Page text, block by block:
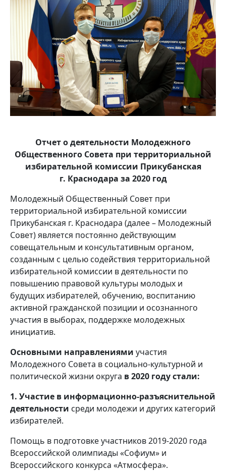
Отчет о деятельности Молодежного
Общественного Совета при территориальной
избирательной комиссии Прикубанская
г. Краснодара за 2020 год
Молодежный Общественный Совет при
территориальной избирательной комиссии
Прикубанская г. Краснодара (далее – Молодежный
Совет) является постоянно действующим
совещательным и консультативным органом,
созданным с целью содействия территориальной
избирательной комиссии в деятельности по
повышению правовой культуры молодых и
будущих избирателей, обучению, воспитанию
активной гражданской позиции и осознанного
участия в выборах, поддержке молодежных
инициатив.
Основными направлениями участия
Молодежного Совета в социально-культурной и
политической жизни округа в 2020 году стали:
1. Участие в информационно-разъяснительной
деятельности среди молодежи и других категорий
избирателей.
Помощь в подготовке участников 2019-2020 года
Всероссийской олимпиады «Софиум» и
Всероссийского конкурса «Атмосфера».